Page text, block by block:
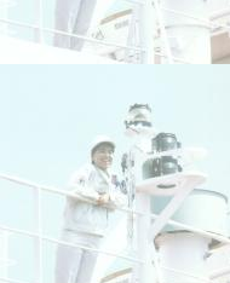
今週の「内航海運新